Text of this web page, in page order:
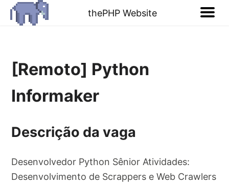
thePHP Website
[Remoto] Python
Informaker
Descrição da vaga
Desenvolvedor Python Sênior Atividades:
Desenvolvimento de Scrappers e Web Crawlers